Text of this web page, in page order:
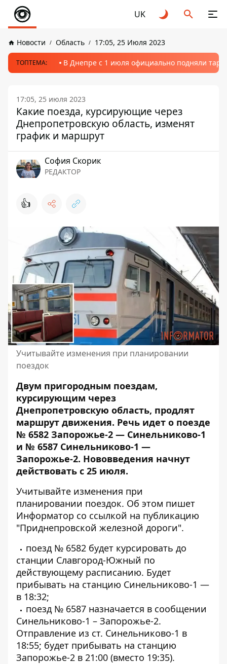
UK
Новости Область 17:05, 25 Июля 2023
ТОПТЕМА: В Днепре с 1 июля официально подняли
17:05, 25 июля 2023
Какие поезда, курсирующие через
Днепропетровскую область, изменят
график и маршрут
София Скорик
РЕДАКТОР
👍
Учитывайте изменения при планировании
поездок
Двум пригородным поездам,
курсирующим через
Днепропетровскую область, продлят
маршрут движения. Речь идет о поезде
№ 6582 Запорожье-2 — Синельниково-1
и № 6587 Синельниково-1 —
Запорожье-2. Нововведения начнут
действовать с 25 июля.
Учитывайте изменения при
планировании поездок. Об этом пишет
Информатор со ссылкой на публикацию
"Приднепровской железной дороги".
поезд № 6582 будет курсировать до
станции Славгород-Южный по
действующему расписанию. Будет
прибывать на станцию ​​Синельниково-1 —
в 18:32;
поезд № 6587 назначается в сообщении
Синельниково-1 – Запорожье-2.
Отправление из ст. Синельниково-1 в
18:55; будет прибывать на станцию ​​
Запорожье-2 в 21:00 (вместо 19:35).